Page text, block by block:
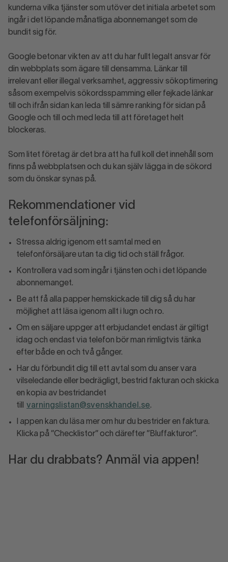
kunderna vilka tjänster som utöver det initiala arbetet som
ingår i det löpande månatliga abonnemanget som de
bundit sig för.
Google betonar vikten av att du har fullt legalt ansvar för
din webbplats som ägare till densamma. Länkar till
irrelevant eller illegal verksamhet, aggressiv sökoptimering
såsom exempelvis sökordsspamming eller fejkade länkar
till och ifrån sidan kan leda till sämre ranking för sidan på
Google och till och med leda till att företaget helt
blockeras.
Som litet företag är det bra att ha full koll det innehåll som
finns på webbplatsen och du kan själv lägga in de sökord
som du önskar synas på.
Rekommendationer vid
telefonförsäljning:
Stressa aldrig igenom ett samtal med en
telefonförsäljare utan ta dig tid och ställ frågor.
Kontrollera vad som ingår i tjänsten och i det löpande
abonnemanget.
Be att få alla papper hemskickade till dig så du har
möjlighet att läsa igenom allt i lugn och ro.
Om en säljare uppger att erbjudandet endast är giltigt
idag och endast via telefon bör man rimligtvis tänka
efter både en och två gånger.
Har du förbundit dig till ett avtal som du anser vara
vilseledande eller bedrägligt, bestrid fakturan och skicka
en kopia av bestridandet
till varningslistan@svenskhandel.se.
I appen kan du läsa mer om hur du bestrider en faktura.
Klicka på ”Checklistor” och därefter ”Bluffakturor”.
Har du drabbats? Anmäl via appen!